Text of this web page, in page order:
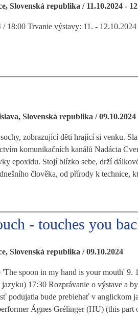
Slovenská republika / 11.10.2024 -
18:00 Trvanie výstavy: 11. -
Slovenská republika / 09.10.2024
zobrazující děti hrající si venku.
komunikačních kanálů Nadácia
epoxidu. Stojí blízko sebe, drží
člověka, od přírody k technice,
- touches you
Slovenská republika / 09.10.2024
spoon in my hand is your mouth'
17:30 Rozprávanie o výstave a
podujatia bude prebiehať v anglickom
Ágnes Grélinger (HU) (this